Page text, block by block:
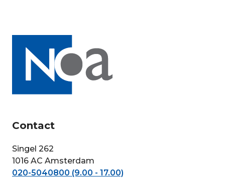
Contact
Singel 262
1016 AC Amsterdam
020-5040800 (9.00 - 17.00)